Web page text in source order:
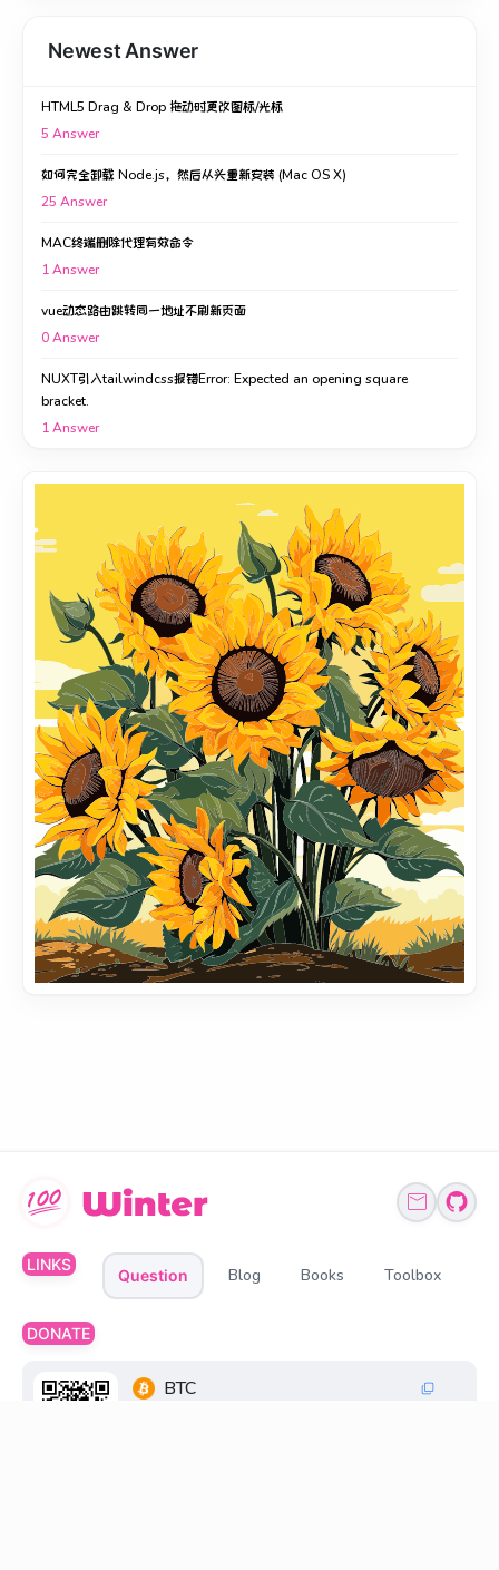
Newest Answer
HTML5 Drag & Drop 拖动时更改图标/光标
5 Answer
如何完全卸载 Node.js，然后从头重新安装 (Mac OS X)
25 Answer
MAC终端删除代理有效命令
1Answer
vue动态路由跳转同一地址不刷新页面
0Answer
NUXT引入tailwindcss报错Error: Expected an opening square
bracket.
1Answer
LINKS
Question Blog Books Toolbox
DONATE
BTC